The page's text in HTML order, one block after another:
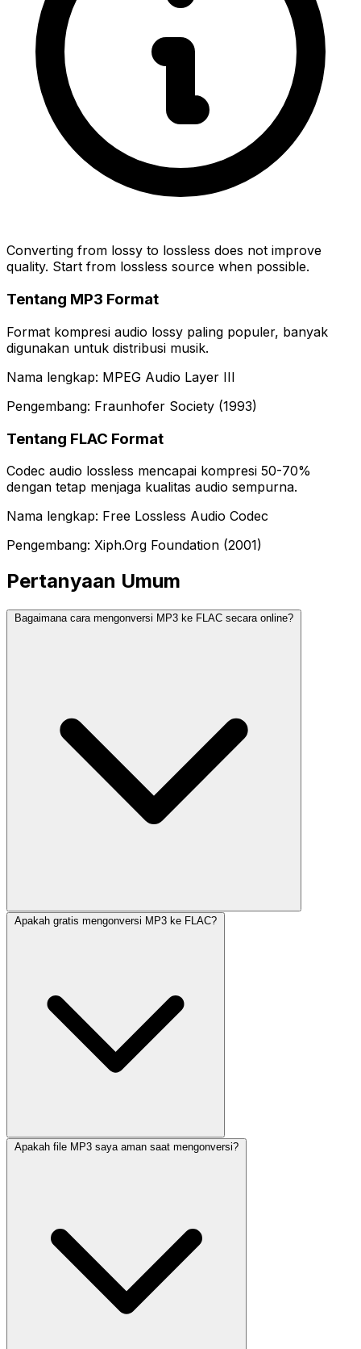
Converting from lossy to lossless does not improve
quality. Start from lossless source when possible.
Tentang MP3 Format
Format kompresi audio lossy paling populer, banyak
digunakan untuk distribusi musik.
Nama lengkap: MPEG Audio Layer III
Pengembang: Fraunhofer Society (1993)
Tentang FLAC Format
Codec audio lossless mencapai kompresi 50-70%
dengan tetap menjaga kualitas audio sempurna.
Nama lengkap: Free Lossless Audio Codec
Pengembang: Xiph.Org Foundation (2001)
Pertanyaan Umum
Bagaimana cara mengonversi MP3 ke FLAC secara online?
Apakah gratis mengonversi MP3 ke FLAC?
Apakah file MP3 saya aman saat mengonversi?